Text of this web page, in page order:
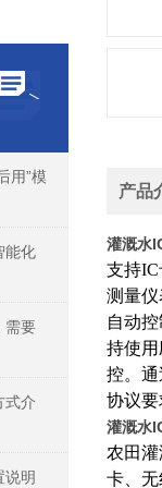
用”模
能化
需要
式介
说明
产品
灌溉水
支持
测量
自动
持使
控。 通
协议
灌溉水
农田
卡、